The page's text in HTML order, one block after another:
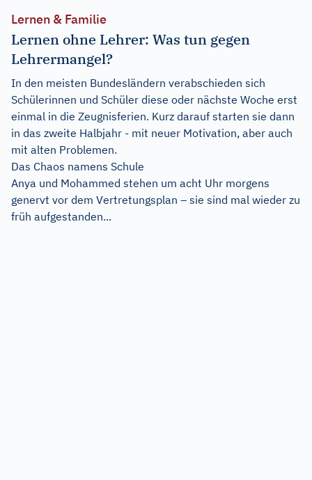
Lernen & Familie
Lernen ohne Lehrer: Was tun gegen
Lehrermangel?
In den meisten Bundesländern verabschieden sich
Schülerinnen und Schüler diese oder nächste Woche erst
einmal in die Zeugnisferien. Kurz darauf starten sie dann
in das zweite Halbjahr - mit neuer Motivation, aber auch
mit alten Problemen.
Das Chaos namens Schule
Anya und Mohammed stehen um acht Uhr morgens
genervt vor dem Vertretungsplan – sie sind mal wieder zu
früh aufgestanden...